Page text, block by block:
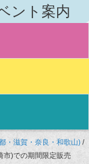
・滋賀・奈良・和歌山) /
市)での期間限定販売